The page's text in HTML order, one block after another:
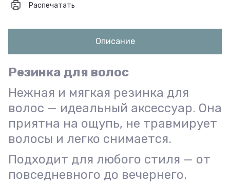
Распечатать
Описание
Резинка для волос
Нежная и мягкая резинка для
волос — идеальный аксессуар. Она
приятна на ощупь, не травмирует
волосы и легко снимается.
Подходит для любого стиля — от
повседневного до вечернего.